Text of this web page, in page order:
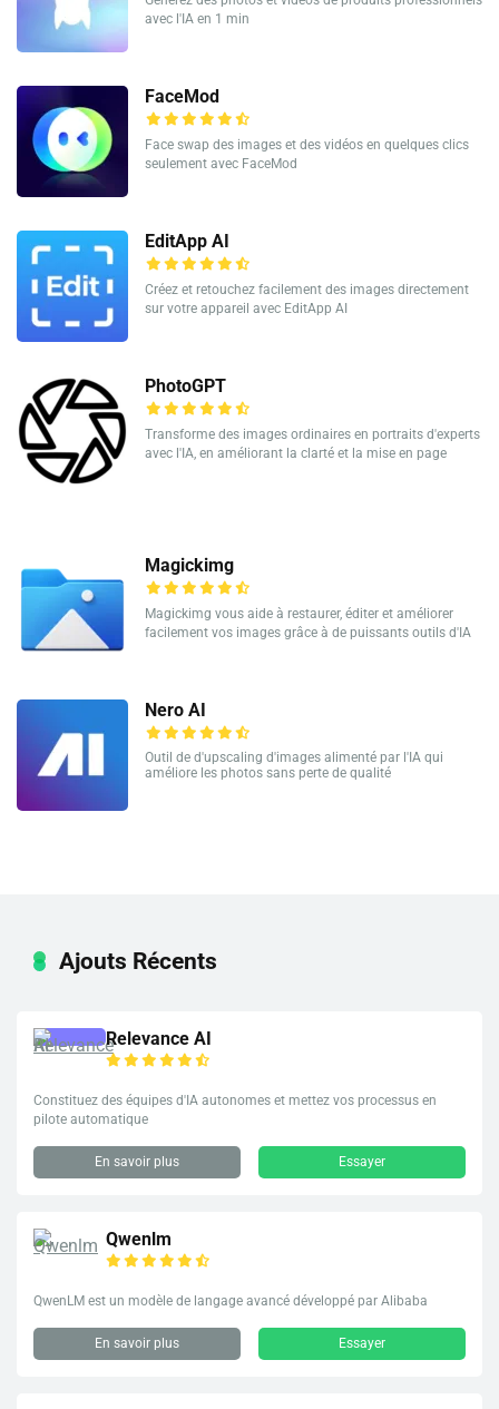
avec l'IA en 1 min
FaceMod
Face swap des images et des vidéos en quelques clics
seulement avec FaceMod
EditApp AI
Créez et retouchez facilement des images directement
sur votre appareil avec EditApp AI
PhotoGPT
Transforme des images ordinaires en portraits d'experts
avec l'IA, en améliorant la clarté et la mise en page
Magickimg
Magickimg vous aide à restaurer, éditer et améliorer
facilement vos images grâce à de puissants outils d'IA
Nero AI
Outil de d'upscaling d'images alimenté par l'IA qui
améliore les photos sans perte de qualité
Ajouts Récents
Relevance AI
Constituez des équipes d'IA autonomes et mettez vos processus en
pilote automatique
En savoir plus Essayer
Qwenlm
QwenLM est un modèle de langage avancé développé par Alibaba
En savoir plus Essayer